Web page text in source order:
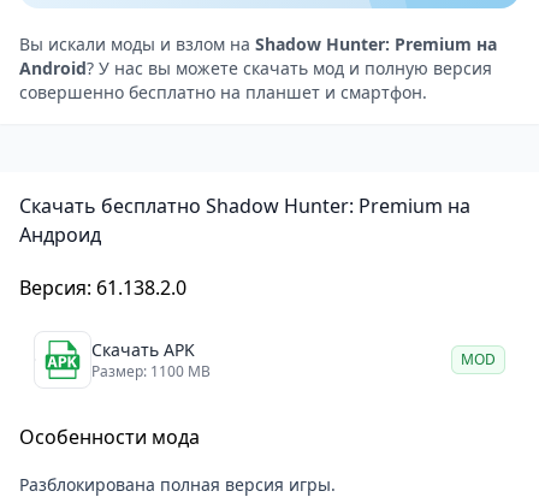
вы быстро сможете начать играть.
Если вам нравятся игры про охоту на монстров и
развитие персонажа, то многопользовательский
режим Demon Hunter: Premium точно придется вам
что добавит разнообразия в игровой процесс и
позволит вам взаимодействовать с другими
игроками.
качественная игра, которая предлагает интересный
игровой процесс, красивую графику и хорошее
жанре экшен и RPG, то эта игра стоит вашего
внимания.
Вы искали моды и взлом на Shadow Hunter: Premium на
Android? У нас вы можете скачать мод и полную версия
совершенно бесплатно на планшет и смартфон.
Скачать бесплатно Shadow Hunter: Premium на
Андроид
Версия: 61.138.2.0
Скачать APK
Размер: 1100 MB
MOD
Особенности мода
Разблокирована полная версия игры.